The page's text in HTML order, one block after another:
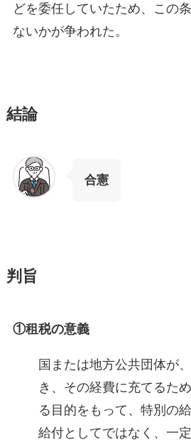
どを委任していたため、この
ないかが争われた。
結論
合憲
判旨
①租税の意義
国または地方公共団体が
き、その経費に充てるた
る目的をもって、特別の
給付としてではなく、一